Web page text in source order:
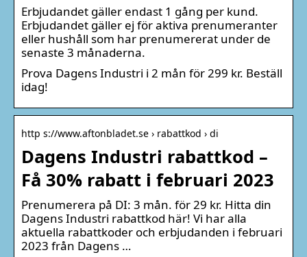
Erbjudandet gäller endast 1 gång per kund.
Erbjudandet gäller ej för aktiva prenumeranter
eller hushåll som har prenumererat under de
senaste 3 månaderna.
Prova Dagens Industri i 2 mån för 299 kr. Beställ
idag!
http s://www.aftonbladet.se › rabattkod › di
Dagens Industri rabattkod –
Få 30% rabatt i februari 2023
Prenumerera på DI: 3 mån. för 29 kr. Hitta din
Dagens Industri rabattkod här! Vi har alla
aktuella rabattkoder och erbjudanden i februari
2023 från Dagens …